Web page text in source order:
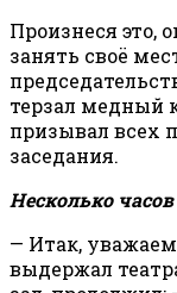
Произнеся это,
занять своё
терзал медный
призывал всех
заседания.
Несколько
— Итак,
выдержал